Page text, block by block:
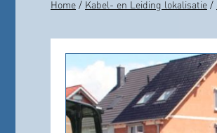
Home / Kabel- en Leiding lokalisatie /